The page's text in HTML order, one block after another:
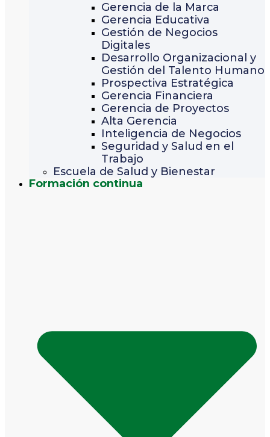
Gerencia de la Marca
Gerencia Educativa
Gestión de Negocios
Digitales
Desarrollo Organizacional y
Gestión del Talento Humano
Prospectiva Estratégica
Gerencia Financiera
Gerencia de Proyectos
Alta Gerencia
Inteligencia de Negocios
Seguridad y Salud en el
Trabajo
Escuela de Salud y Bienestar
Formación continua